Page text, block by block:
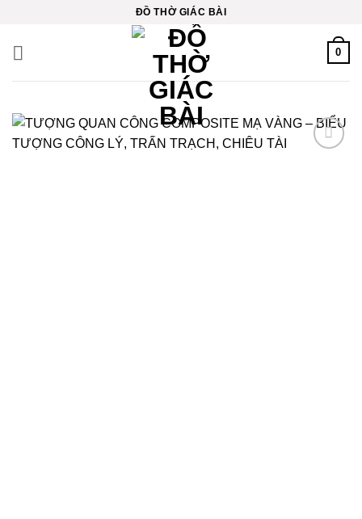
nội
ĐỒ THỜ GIÁC BÀI
0